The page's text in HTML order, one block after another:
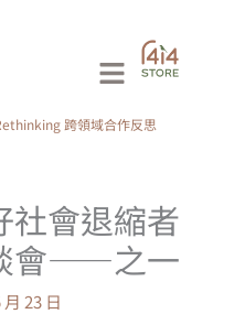
Main
Menu
跨領域合作反思
會退縮者
會——之一
23 日